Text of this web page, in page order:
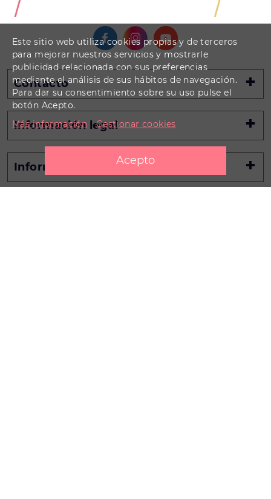
Contacto
Información legal
Información
Este sitio web utiliza cookies propias y de terceros
para mejorar nuestros servicios y mostrarle
publicidad relacionada con sus preferencias
mediante el análisis de sus hábitos de navegación.
Para dar su consentimiento sobre su uso pulse el
botón Acepto.
Más información
Gestionar cookies